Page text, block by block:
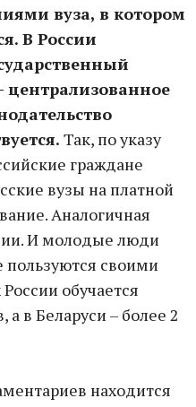
вуза, в котором
В России
централизованное
Так, по указу
граждане
вузы на платной
Аналогичная
И молодые люди
пользуются своими
обучается
а в Беларуси – более 2
находится